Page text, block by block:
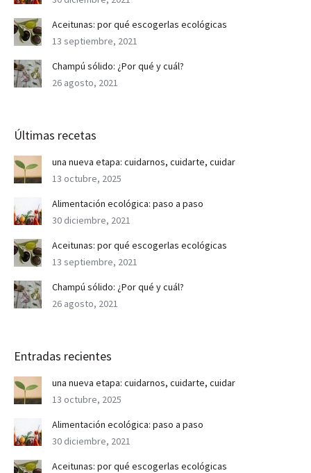
Aceitunas: por qué escogerlas ecológicas
13 septiembre, 2021
Champú sólido: ¿Por qué y cuál?
26 agosto, 2021
Últimas recetas
una nueva etapa: cuidarnos, cuidarte, cuidar
13 octubre, 2025
Alimentación ecológica: paso a paso
30 diciembre, 2021
Aceitunas: por qué escogerlas ecológicas
13 septiembre, 2021
Champú sólido: ¿Por qué y cuál?
26 agosto, 2021
Entradas recientes
una nueva etapa: cuidarnos, cuidarte, cuidar
13 octubre, 2025
Alimentación ecológica: paso a paso
30 diciembre, 2021
Aceitunas: por qué escogerlas ecológicas